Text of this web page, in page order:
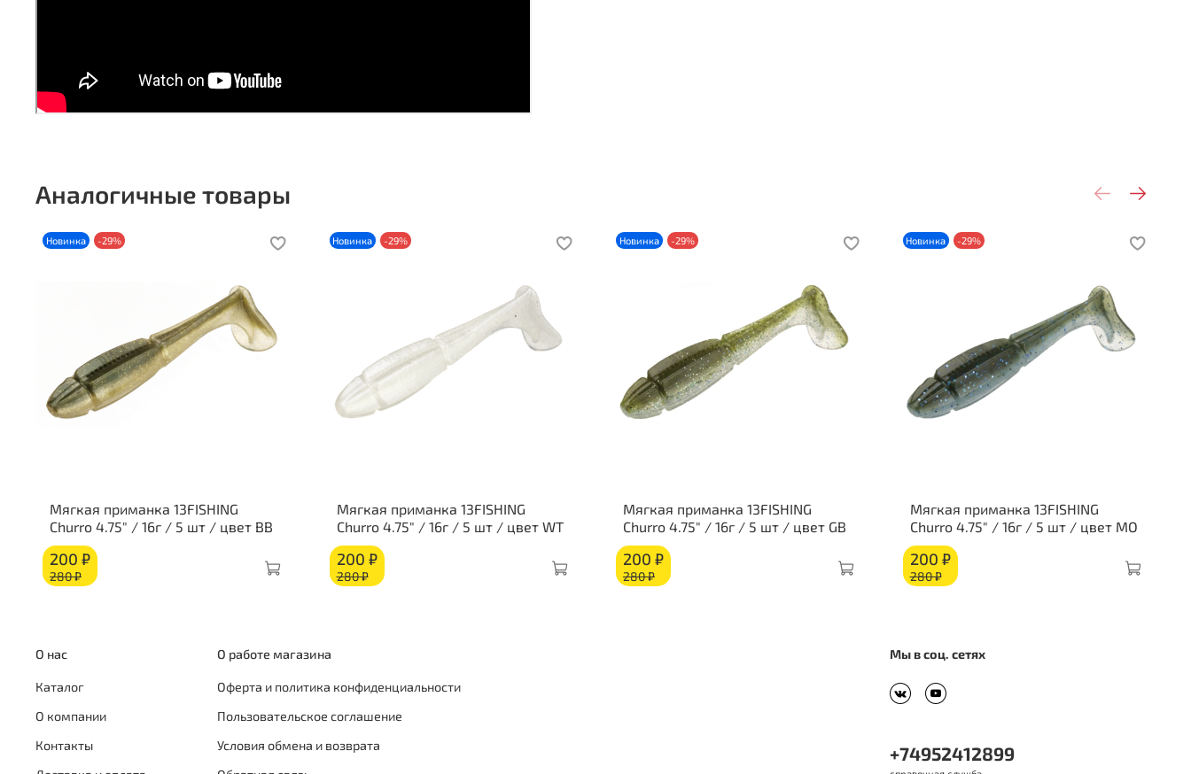
Аналогичные товары
Новинка -29%
Мягкая приманка 13FISHING
Churro 4.75" / 16г / 5 шт / цвет BB
200 ₽
280 ₽
Новинка -29%
Мягкая приманка 13FISHING
Churro 4.75" / 16г / 5 шт / цвет WT
200 ₽
280 ₽
Новинка -29%
Мягкая приманка 13FISHING
Churro 4.75" / 16г / 5 шт / цвет GB
200 ₽
280 ₽
Новинка -29%
Мягкая приманка 13FISHING
Churro 4.75" / 16г / 5 шт / цвет MO
200 ₽
280 ₽
О нас
Каталог
О компании
Контакты
О работе магазина
Оферта и политика конфиденциальности
Пользовательское соглашение
Условия обмена и возврата
Мы в соц. сетях
+74952412899